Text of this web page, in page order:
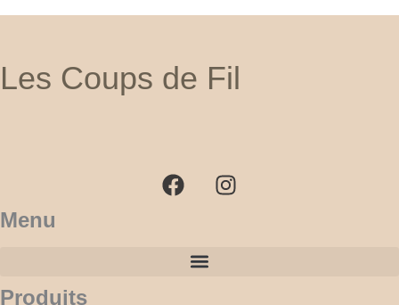
Les Coups de Fil
c
e
s
t
Menu
Produits